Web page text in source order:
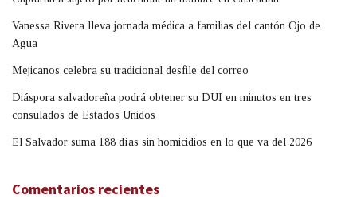
Vanessa Rivera lleva jornada médica a familias del cantón Ojo de
Agua
Mejicanos celebra su tradicional desfile del correo
Diáspora salvadoreña podrá obtener su DUI en minutos en tres
consulados de Estados Unidos
El Salvador suma 188 días sin homicidios en lo que va del 2026
Comentarios recientes